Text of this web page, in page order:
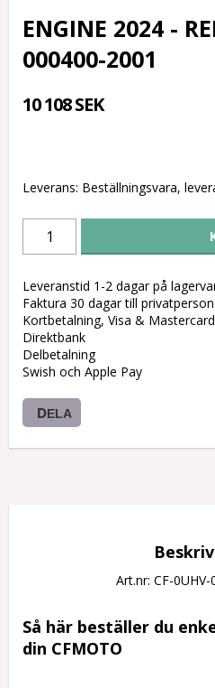
ENGINE 2024 -
000400-2001
10 108 SEK
Leverans: Beställningsvara,
Leveranstid 1-2 dagar på
Faktura 30 dagar till
Kortbetalning, Visa & Mastercard
Direktbank
Delbetalning
Swish och Apple Pay
DELA
Art.nr: CF-
Så här beställer du
din CFMOTO